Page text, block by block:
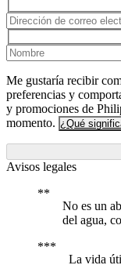
Me gustaría recibir
preferencias y
y promociones de
momento. ¿Qué
Avisos legales
No es un
del agua,
La vida